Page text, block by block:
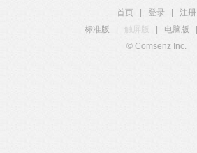
首页 登录
注册
标准版
触屏版 电脑版
© Comsenz Inc.